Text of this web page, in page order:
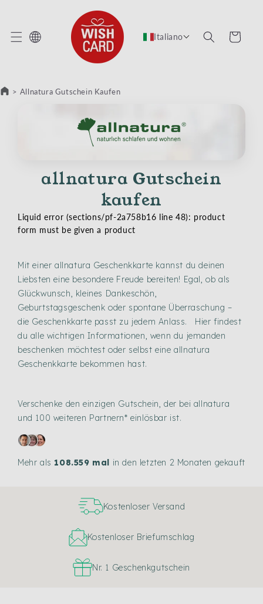
AI CONTENUTI
Italiano Carrello
> Allnatura Gutschein Kaufen
allnatura Gutschein
kaufen
Liquid error (sections/pf-2a758b16 line 48): product
form must be given a product
Mit einer allnatura Geschenkkarte kannst du deinen
Liebsten eine besondere Freude bereiten! Egal, ob als
Glückwunsch, kleines Dankeschön,
Geburtstagsgeschenk oder spontane Überraschung –
die Geschenkkarte passt zu jedem Anlass. Hier findest
du alle wichtigen Informationen, wenn du jemanden
beschenken möchtest oder selbst eine allnatura
Geschenkkarte bekommen hast.
Verschenke den einzigen Gutschein, der bei allnatura
und 100 weiteren Partnern* einlösbar ist.
Mehr als 108.559 mal in den letzten 2 Monaten gekauft
Kostenloser Versand
Kostenloser Briefumschlag
Nr. 1 Geschenkgutschein